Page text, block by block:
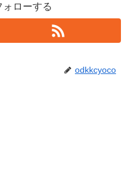
ローする
odkkcyoco